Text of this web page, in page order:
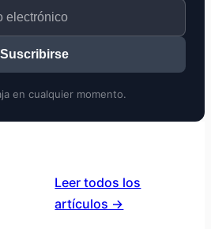
Suscribirse
en cualquier momento.
Leer todos los
artículos →